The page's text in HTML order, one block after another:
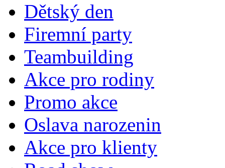
Dětský den
Firemní party
Teambuilding
Akce pro rodiny
Promo akce
Oslava narozenin
Akce pro klienty